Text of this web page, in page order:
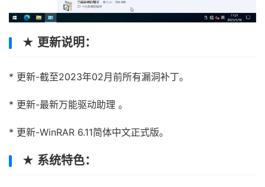
★ 更新说明：
* 更新-截至2023年02月前所有漏洞补丁。
* 更新-最新万能驱动助理 。
* 更新-WinRAR 6.11简体中文正式版。
★ 系统特色：